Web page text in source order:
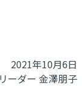
2021年10月6日
ーダー 金澤朋子